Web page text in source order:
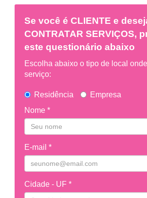
Se você é CLIENTE e
CONTRATAR SERVIÇOS,
este questionário abaixo
Escolha abaixo o tipo de local
serviço:
Residência
Empresa
Nome *
E-mail *
Cidade - UF *